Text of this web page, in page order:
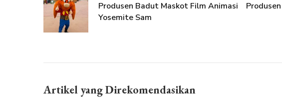
Produsen Badut Maskot Film Animasi
Yosemite Sam
Artikel yang Direkomendasikan